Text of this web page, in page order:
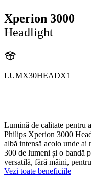
Xperion 3000
Headlight
LUMX30HEADX1
Lumină de calitate pentru
Philips Xperion 3000
albă intensă acolo unde ai
300 de lumeni și o bandă
versatilă, fără mâini,
Vezi toate beneficiile